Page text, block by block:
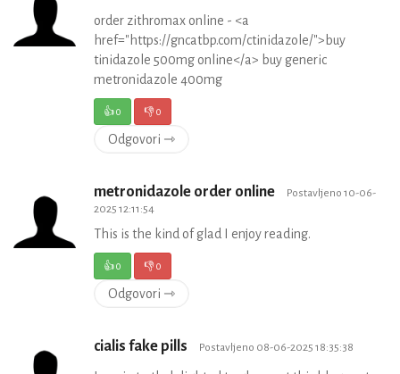
order zithromax online - <a
href="https://gncatbp.com/ctinidazole/">buy
tinidazole 500mg online</a> buy generic
metronidazole 400mg
👍0 👎0
Odgovori ⇾
metronidazole order online
Postavljeno 10-06-
2025 12:11:54
This is the kind of glad I enjoy reading.
👍0 👎0
Odgovori ⇾
cialis fake pills Postavljeno 08-06-2025 18:35:38